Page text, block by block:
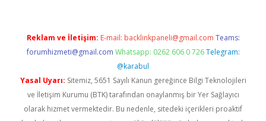
Reklam ve İletişim: E-mail: backlinkpaneli@gmail.com Teams:
forumhizmeti@gmail.com Whatsapp: 0262 606 0 726 Telegram:
@karabul
Yasal Uyarı: Sitemiz, 5651 Sayılı Kanun gereğince Bilgi Teknolojileri
ve İletişim Kurumu (BTK) tarafından onaylanmış bir Yer Sağlayıcı
olarak hizmet vermektedir. Bu nedenle, sitedeki içerikleri proaktif